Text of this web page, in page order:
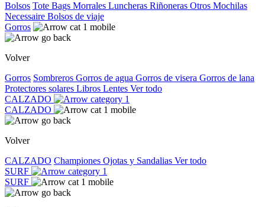
Bolsos Tote Bags Morrales Luncheras Riñoneras Otros Mochilas
Necessaire Bolsos de viaje
Gorros
Volver
Gorros Sombreros Gorros de agua Gorros de visera Gorros de lana
Protectores solares Libros Lentes Ver todo
CALZADO
CALZADO
Volver
CALZADO Championes Ojotas y Sandalias Ver todo
SURF
SURF